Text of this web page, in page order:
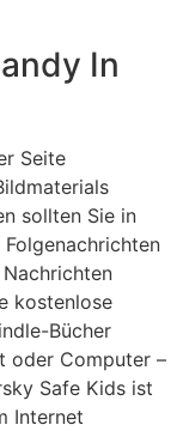
In
Seite
sollten Sie in
kostenlose
Bücher
oder Computer –
Safe Kids ist
Internet